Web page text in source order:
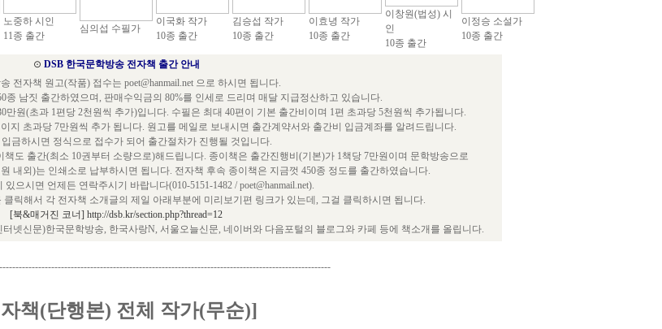
노중하 시인
11종 출간
심의섭 수필가
이국화 작가
10종 출간
김승섭 작가
10종 출간
이효녕 작가
10종 출간
이창원(법성) 시
인
10종 출간
이정승 소설가
10종 출간
⊙ DSB 한국문학방송 전자책 출간 안내
전자책 원고(작품) 접수는 poet@hanmail.net 으로 하시면 됩니다.
종 남짓 출간하였으며, 판매수익금의 80%를 인세로 드리며 매달 지급정산하고 있습니다.
원(초과 1편당 2천원씩 추가)입니다. 수필은 최대 40편이 기본 출간비이며 1편 초과당 5천원씩 추가됩니다.
지 초과당 7만원씩 추가 됩니다. 원고를 메일로 보내시면 출간계약서와 출간비 입금계좌를 알려드립니다.
금하시면 정식으로 접수가 되어 출간절차가 진행될 것입니다.
도 출간(최소 10권부터 소량으로)해드립니다. 종이책은 출간진행비(기본)가 1책당 7만원이며 문학방송으로
내외)는 인쇄소로 납부하시면 됩니다. 전자책 후속 종이책은 지금껏 450종 정도를 출간하였습니다.
으시면 언제든 연락주시기 바랍니다(010-5151-1482 / poet@hanmail.net).
릭해서 각 전자책 소개글의 제일 아래부분에 미리보기편 링크가 있는데, 그걸 클릭하시면 됩니다.
[북&매거진 코너] http://dsb.kr/section.php?thread=12
넷신문)한국문학방송, 한국사랑N, 서울오늘신문, 네이버와 다음포털의 블로그와 카페 등에 책소개를 올립니다.
책(단행본) 전체 작가(무순)]